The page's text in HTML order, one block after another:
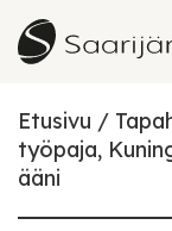
Skip to content
Etusivu
työpaja,
ääni